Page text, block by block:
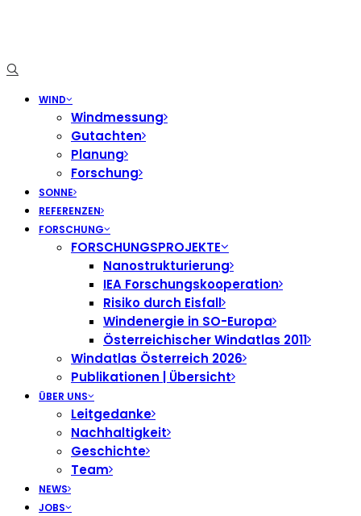
WIND
Windmessung
Gutachten
Planung
Forschung
SONNE
REFERENZEN
FORSCHUNG
FORSCHUNGSPROJEKTE
Nanostrukturierung
IEA Forschungskooperation
Risiko durch Eisfall
Windenergie in SO-Europa
Österreichischer Windatlas 2011
Windatlas Österreich 2026
Publikationen | Übersicht
ÜBER UNS
Leitgedanke
Nachhaltigkeit
Geschichte
Team
NEWS
JOBS